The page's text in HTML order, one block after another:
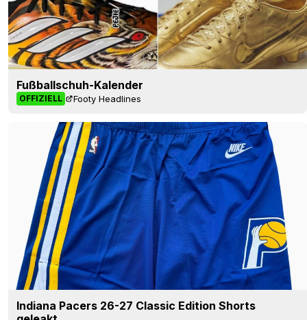
Fußballschuh-Kalender
OFFIZIELL Footy Headlines
Indiana Pacers 26-27 Classic Edition Shorts